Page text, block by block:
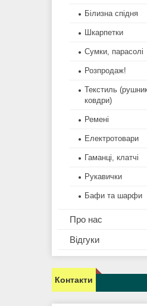
Білизна спідня
Шкарпетки
Сумки, парасолі
Розпродаж!
Текстиль
ковдри)
Ремені
Електротовари
Гаманці, клатчі
Рукавички
Бафи та шарфи
Про нас
Відгуки
Контакти